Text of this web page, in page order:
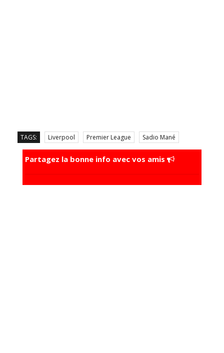
TAGS: Liverpool Premier League Sadio Mané
Partagez la bonne info avec vos amis